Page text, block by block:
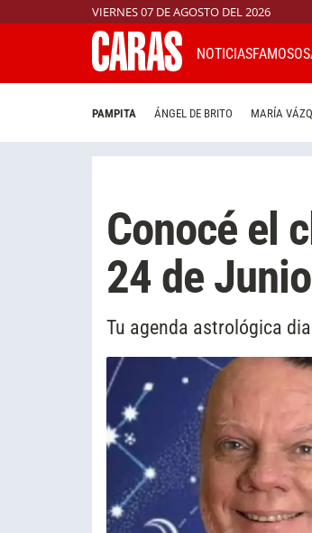
VIERNES 07 DE AGOSTO DEL 2026
NOTICIASFAMOSOS
PAMPITA ÁNGEL DE BRITO MARÍA
Conocé el
24 de
Tu agenda astrológica